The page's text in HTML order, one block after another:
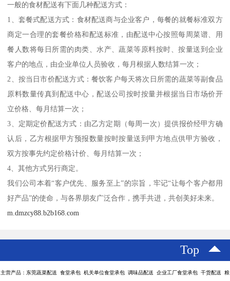
一般的食材配送有下面几种配送方式：
1、套餐式配送方式：食材配送商与企业客户，每餐的就餐标准双方
商定一合理的套餐价格和配送标准，由配送中心按照每周菜谱、用
餐人数将每日所需的肉类、水产、蔬菜等原料按时、按量送到企业
客户的地点，由企业单位人员验收，每月根据人数结算一次；
2、按当日市价配送方式：餐饮客户每天将次日所需的蔬菜等副食品
原料数量传真到配送中心，配送公司按时按量并根据当日市场价开
立价格、每月结算一次；
3、定期定价配送方式：由乙方定期（每周一次）提供报价经甲方确
认后，乙方根据甲方预报数量按时按量送到甲方地点供甲方验收，
双方按事先约定价格计价、每月结算一次；
4、其他方式另行商定。
我们公司本着“客户优先、服务至上”的宗旨，牢记“让每个客户都用
好产品”的使命，与各界朋友广泛合作，携手共进，共创美好未来。
m.dmzcy88.b2b168.com
Top
主营产品：东莞蔬菜配送 食堂承包 机关单位食堂承包 调味品配送 企业工厂食堂承包 干货配送 粮